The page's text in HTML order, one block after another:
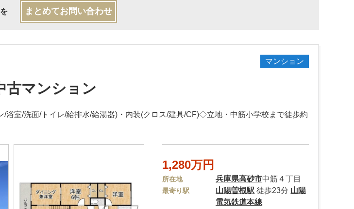
まとめてお問い合わせ
マンション
マンション
浴室/洗面/トイレ/給排水/給湯器)・内装(クロス/建具/CF)◇立地・中筋小学校まで徒歩約
1,280万円
所在地 兵庫県高砂市中筋４丁目
最寄り駅 山陽曽根駅 徒歩23分 山陽
電気鉄道本線